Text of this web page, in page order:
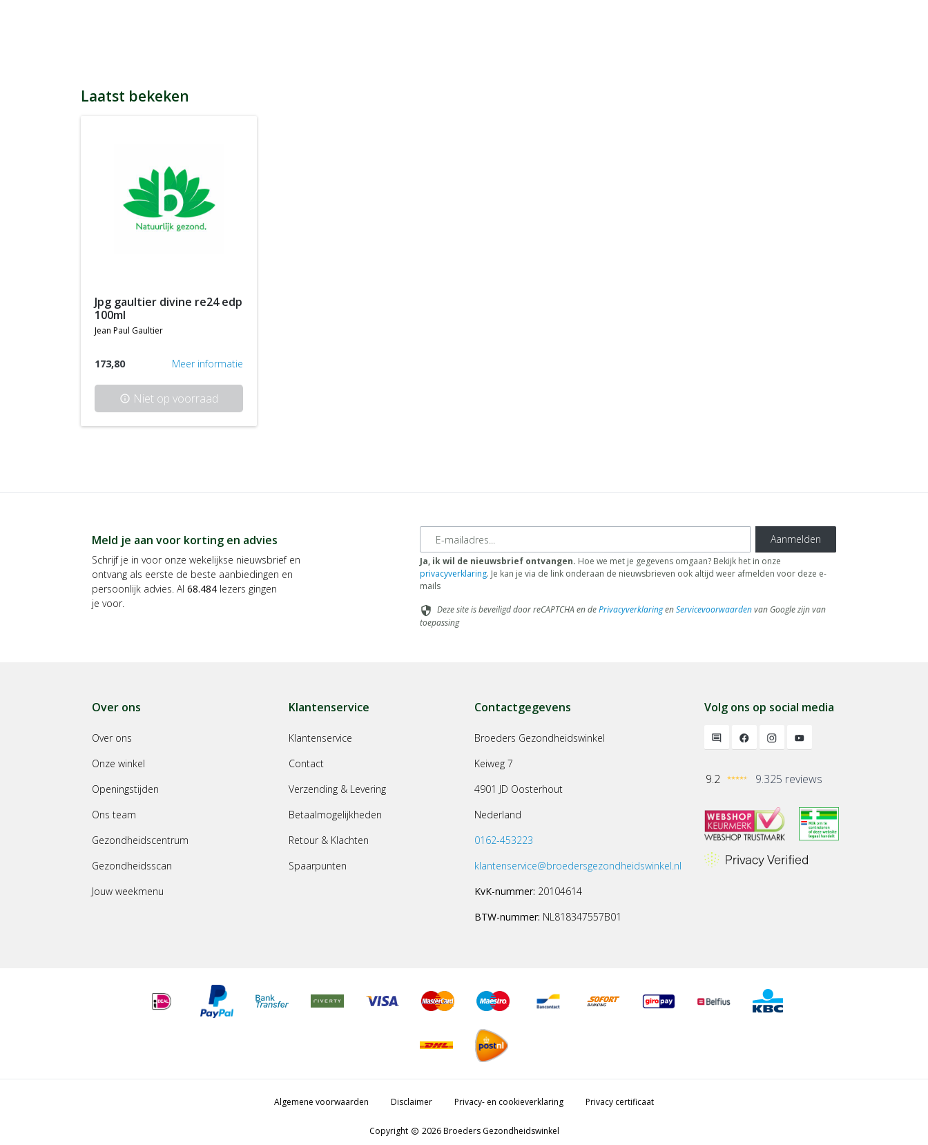
Laatst bekeken
jpg gaultier divine re24 edp
100ml
jean paul gaultier
173,80 Meer informatie
info Niet op voorraad
Meld je aan voor korting en advies
Schrijf je in voor onze wekelijkse nieuwsbrief en
ontvang als eerste de beste aanbiedingen en
persoonlijk advies. Al 68.484 lezers gingen
je voor.
E-mailadres Aanmelden
Ja, ik wil de nieuwsbrief ontvangen. Hoe we met je gegevens omgaan? Bekijk het in onze
privacyverklaring. Je kan je via de link onderaan de nieuwsbrieven ook altijd weer afmelden voor deze e-
mails
security Deze site is beveiligd door reCAPTCHA en dePrivacyverklaringenServicevoorwaardenvan Google zijn van
toepassing
Over ons
Over ons
Onze winkel
Openingstijden
Ons team
Gezondheidscentrum
Gezondheidsscan
Jouw weekmenu
Klantenservice
Klantenservice
Contact
Verzending & Levering
Betaalmogelijkheden
Retour & Klachten
Spaarpunten
Contactgegevens
Broeders Gezondheidswinkel
Keiweg 7
4901 JD Oosterhout
Nederland
0162-453223
klantenservice@broedersgezondheidswinkel.nl
KvK-nummer: 20104614
BTW-nummer: NL818347557B01
Volg ons op social media
9.2 9.325 reviews
Algemene voorwaarden Disclaimer Privacy- en cookieverklaring Privacy certificaat
Copyright copyright 2026 Broeders Gezondheidswinkel